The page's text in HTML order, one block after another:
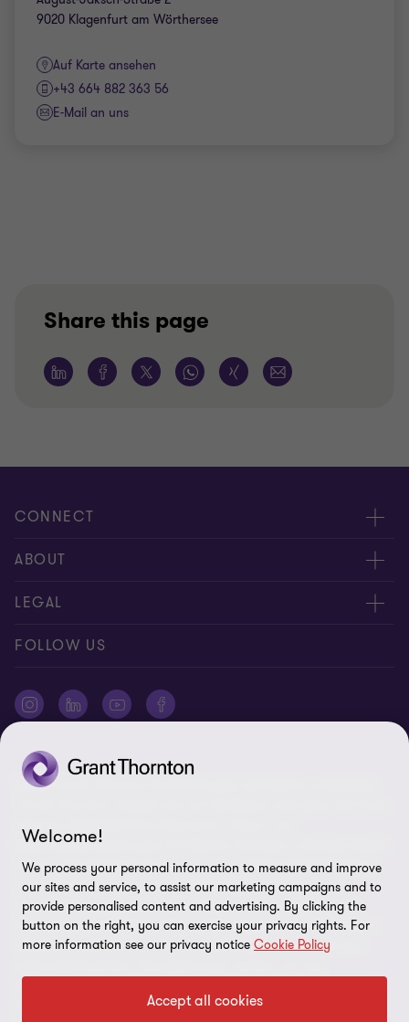
9020 Klagenfurt am Wörthersee
Auf Karte ansehen
+43 664 882 363 56
E-Mail an uns
Share this page
CONNECT
Kontakt, Angebotsanfrage
Expert:innen
Newsletter
ABOUT
Über uns
AAB/AGB
Karriere
LEGAL
Impressum
Datenschutz
Cookie-Einstellungen
FOLLOW US
©2026 Grant Thornton Austria-Gruppe. Alle Rechte vorbehalten.
Thornton Mitgliedsfirmen Assurance-, Steuer- und
Beratungsdienstleistungen für Klienten erbringen und/oder bezieht
sich je nach Anforderung auf eine oder mehrere Mitgliedsfirmen.
Grant Thornton Austria GmbH Wirtschaftsprüfungs- und
Steuerberatungsgesellschaft ist Mitglied von Grant Thornton
International Ltd (GTIL). GTIL und die Mitgliedsfirmen sind keine
weltweite Gesellschaft. GTIL und jede Mitgliedsfirma sind eine
Klienten. GTIL und die Mitgliedsfirmen vertreten sich nicht
Welcome!
We process your personal information to measure and improve
our sites and service, to assist our marketing campaigns and to
provide personalised content and advertising. By clicking the
button on the right, you can exercise your privacy rights. For
more information see our privacy notice Cookie Policy
Accept all cookies